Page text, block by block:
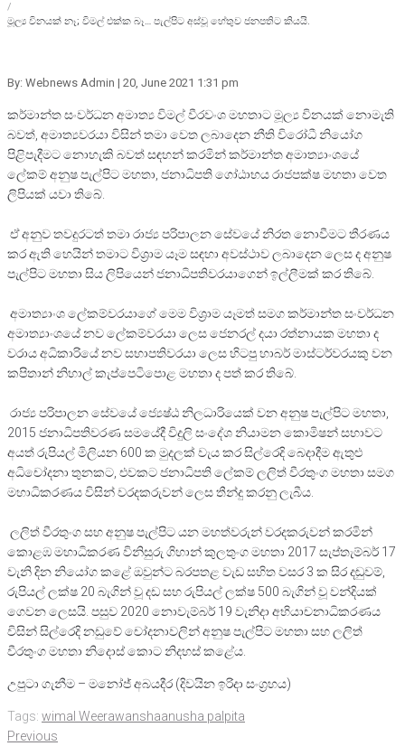
/
මූල්‍ය විනයක් නෑ; විමල් එක්ක බෑ… පැල්පිට අස්වූ හේතුව ජනපතිට කියයි.
By: Webnews Admin | 20, June 2021 1:31 pm
කර්මාන්ත සංවර්ධන අමාත්‍ය විමල් වීරවංශ මහතාට මූල්‍ය විනයක් නොමැති
බවත්, අමාත්‍යවරයා විසින් තමා වෙත ලබාදෙන නීති විරෝධී නියෝග
පිළිපැදීමට නොහැකි බවත් සඳහන් කරමින් කර්මාන්ත අමාත්‍යාංශයේ
ලේකම් අනුෂ පැල්පිට මහතා, ජනාධිපති ගෝඨාභය රාජපක්ෂ මහතා වෙත
ලිපියක් යවා තිබේ.
ඒ අනුව තවදුරටත් තමා රාජ්‍ය පරිපාලන සේවයේ නිරත නොවීමට තීරණය
කර ඇති හෙයින් තමාට විශ‍්‍රාම යෑම සඳහා අවස්ථාව ලබාදෙන ලෙස ද අනුෂ
පැල්පිට මහතා සිය ලිපියෙන් ජනාධිපතිවරයාගෙන් ඉල්ලීමක් කර තිබේ.
අමාත්‍යාංශ ලේකම්වරයාගේ මෙම විශ‍්‍රාම යෑමත් සමග කර්මාන්ත සංවර්ධන
අමාත්‍යාංශයේ නව ලේකම්වරයා ලෙස ජෙනරල් දයා රත්නායක මහතා ද
වරාය අධිකාරියේ නව සභාපතිවරයා ලෙස හිටපු හාබර් මාස්ටර්වරයකු වන
කපිතාන් නිහාල් කැප්පෙටිපොළ මහතා ද පත් කර තිබේ.
රාජ්‍ය පරිපාලන සේවයේ ජ්‍යෙෂ්ඨ නිලධාරියෙක් වන අනුෂ පැල්පිට මහතා,
2015 ජනාධිපතිවරණ සමයේදී විදුලි සංදේශ නියාමන කොමිෂන් සභාවට
අයත් රුපියල් මිලියන 600 ක මුදලක් වැය කර සිල්රෙදි බෙදාදීම ඇතුළු
අධිචෝදනා තුනකට, එවකට ජනාධිපති ලේකම් ලලිත් වීරතුංග මහතා සමග
මහාධිකරණය විසින් වරදකරුවන් ලෙස තීන්දු කරනු ලැබීය.
ලලිත් වීරතුංග සහ අනුෂ පැල්පිට යන මහත්වරුන් වරදකරුවන් කරමින්
කොළඹ මහාධිකරණ විනිසුරු ගිහාන් කුලතුංග මහතා 2017 සැප්තැම්බර් 17
වැනි දින නියෝග කළේ ඔවුන්ට බරපතළ වැඩ සහිත වසර 3 ක සිර දඬුවම්,
රුපියල් ලක්ෂ 20 බැගින් වූ දඩ සහ රුපියල් ලක්ෂ 500 බැගින් වූ වන්දියක්
ගෙවන ලෙසයි. පසුව 2020 නොවැම්බර් 19 වැනිදා අභියාචනාධිකරණය
විසින් සිල්රෙදි නඩුවේ චෝදනාවලින් අනුෂ පැල්පිට මහතා සහ ලලිත්
වීරතුංග මහතා නිදොස් කොට නිදහස් කළේය.
උපුටා ගැනීම – මනෝජ් අබයදීර (දිවයින ඉරිදා සංග්‍රහය)
Tags: wimal Weerawanshaanusha palpita
Post
Previous
Previous